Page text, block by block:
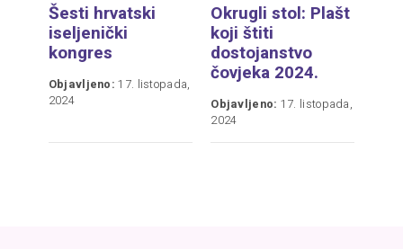
Šesti hrvatski
iseljenički
kongres
Objavljeno: 17. listopada,
2024
Okrugli stol: Plašt
koji štiti
dostojanstvo
čovjeka 2024.
Objavljeno: 17. listopada,
2024